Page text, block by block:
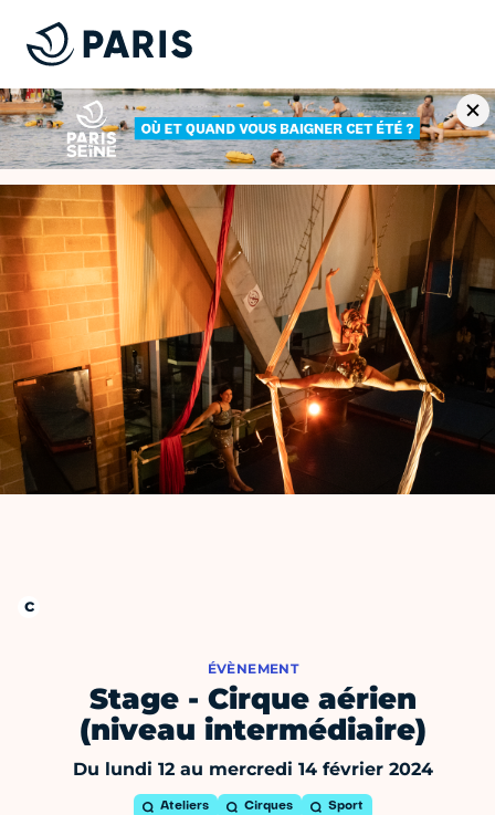
ÉVÈNEMENT
Stage - Cirque aérien
(niveau intermédiaire)
Du lundi 12 au mercredi 14 février 2024
Ateliers Cirques Sport